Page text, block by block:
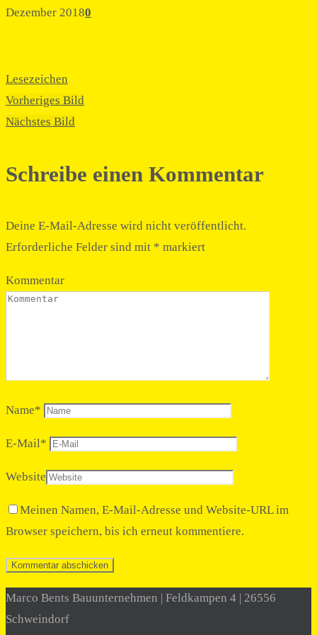
Dezember 20180
Lesezeichen.
Vorheriges Bild
Nächstes Bild
Schreibe einen Kommentar
Deine E-Mail-Adresse wird nicht veröffentlicht.
Erforderliche Felder sind mit * markiert
Kommentar
Name*
E-Mail*
Website
Meinen Namen, E-Mail-Adresse und Website-URL im
Browser speichern, bis ich erneut kommentiere.
Marco Bents Bauunternehmen | Feldkampen 4 | 26556
Schweindorf